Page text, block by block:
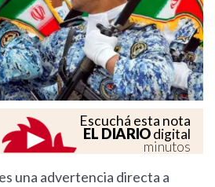
Escuchá esta nota
EL DIARIOdigital
minutos
una advertencia directa a